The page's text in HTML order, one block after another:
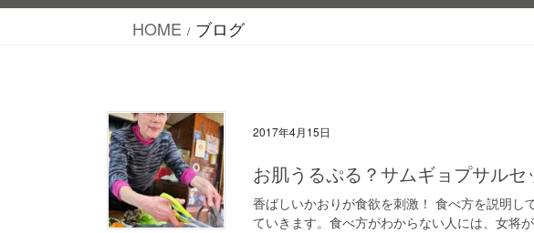
HOME ブログ
2017年4月15日
お肌うるぷる？サムギョプサルセ
香ばしいかおりが食欲を刺激！ 食べ方を説明し
ていきます。食べ方がわからない人には、女将